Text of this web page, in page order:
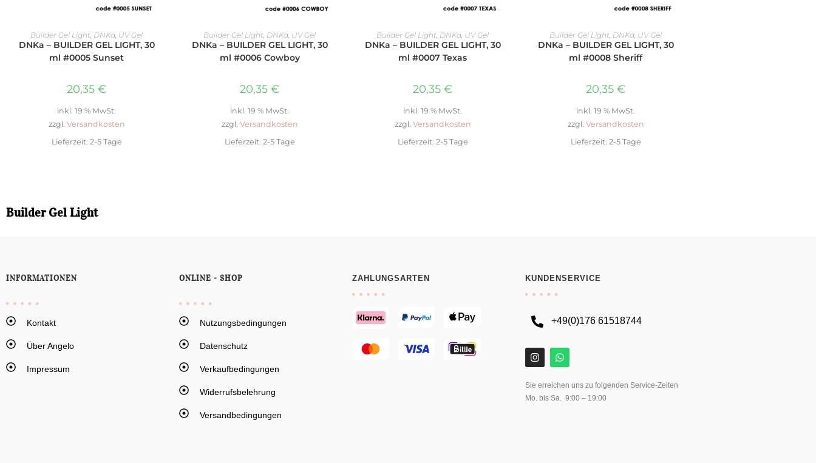
IN DEN WARENKORB
Builder Gel Light, DNKa, UV Gel
DNKa – BUILDER GEL LIGHT, 30
ml #0005 Sunset
20,35 €
inkl. 19 % MwSt.
zzgl. Versandkosten
Lieferzeit: 2-5 Tage
IN DEN WARENKORB
Builder Gel Light, DNKa, UV Gel
DNKa – BUILDER GEL LIGHT, 30
ml #0006 Cowboy
20,35 €
inkl. 19 % MwSt.
zzgl. Versandkosten
Lieferzeit: 2-5 Tage
IN DEN WARENKORB
Builder Gel Light, DNKa, UV Gel
DNKa – BUILDER GEL LIGHT, 30
ml #0007 Texas
20,35 €
inkl. 19 % MwSt.
zzgl. Versandkosten
Lieferzeit: 2-5 Tage
WEITERLESEN
Builder Gel Light, DNKa, UV Gel
DNKa – BUILDER GEL LIGHT, 30
ml #0008 Sheriff
20,35 €
inkl. 19 % MwSt.
zzgl. Versandkosten
Lieferzeit: 2-5 Tage
Builder Gel Light
INFORMATIONEN
Kontakt
Über Angelo
Impressum
ONLINE - SHOP
Nutzungsbedingungen
Datenschutz
Verkaufbedingungen
Widerrufsbelehrung
Versandbedingungen
ZAHLUNGSARTEN KUNDENSERVICE
+49(0)176 61518744
Sie erreichen uns zu folgenden Service-Zeiten
Mo. bis Sa. 9:00 – 19:00